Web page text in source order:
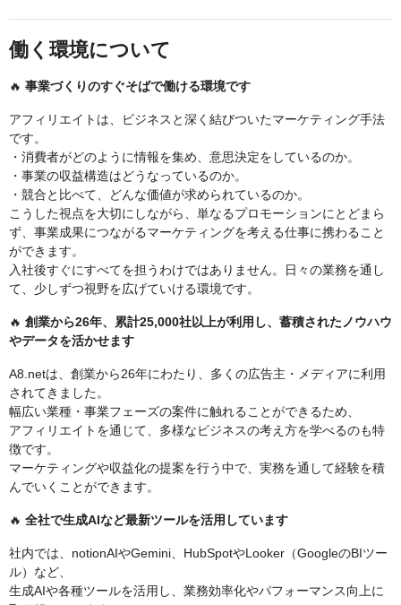
働く環境について
🔥 事業づくりのすぐそばで働ける環境です
アフィリエイトは、ビジネスと深く結びついたマーケティング手法
です。
・消費者がどのように情報を集め、意思決定をしているのか。
・事業の収益構造はどうなっているのか。
・競合と比べて、どんな価値が求められているのか。
こうした視点を大切にしながら、単なるプロモーションにとどまら
ず、事業成果につながるマーケティングを考える仕事に携わること
ができます。
入社後すぐにすべてを担うわけではありません。日々の業務を通し
て、少しずつ視野を広げていける環境です。
🔥 創業から26年、累計25,000社以上が利用し、蓄積されたノウハウ
やデータを活かせます
A8.netは、創業から26年にわたり、多くの広告主・メディアに利用
されてきました。
幅広い業種・事業フェーズの案件に触れることができるため、
アフィリエイトを通じて、多様なビジネスの考え方を学べるのも特
徴です。
マーケティングや収益化の提案を行う中で、実務を通して経験を積
んでいくことができます。
🔥 全社で生成AIなど最新ツールを活用しています
社内では、notionAIやGemini、HubSpotやLooker（GoogleのBIツー
ル）など、
生成AIや各種ツールを活用し、業務効率化やパフォーマンス向上に